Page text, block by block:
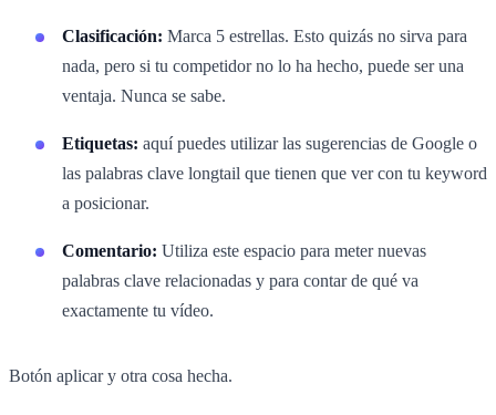
Clasificación: Marca 5 estrellas. Esto quizás no sirva para
nada, pero si tu competidor no lo ha hecho, puede ser una
ventaja. Nunca se sabe.
Etiquetas: aquí puedes utilizar las sugerencias de Google o
las palabras clave longtail que tienen que ver con tu keyword
a posicionar.
Comentario: Utiliza este espacio para meter nuevas
palabras clave relacionadas y para contar de qué va
exactamente tu vídeo.
Botón aplicar y otra cosa hecha.